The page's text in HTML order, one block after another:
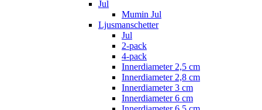
Jul
Mumin Jul
Ljusmanschetter
Jul
2-pack
4-pack
Innerdiameter 2,5 cm
Innerdiameter 2,8 cm
Innerdiameter 3 cm
Innerdiameter 6 cm